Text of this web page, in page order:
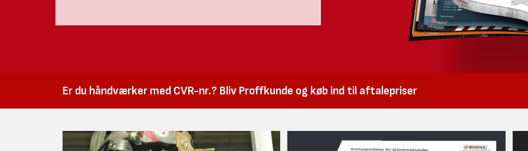
Er du håndværker med CVR-nr.? Bliv Proffkunde og køb ind til aftalepriser